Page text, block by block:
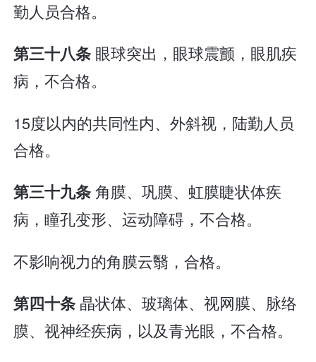
勤人员合格。
第三十八条 眼球突出，眼球震颤，眼肌疾
病，不合格。
15度以内的共同性内、外斜视，陆勤人员
合格。
第三十九条角膜、巩膜、虹膜睫状体疾
病，瞳孔变形、运动障碍，不合格。
不影响视力的角膜云翳，合格。
第四十条 晶状体、玻璃体、视网膜、脉络
膜、视神经疾病，以及青光眼，不合格。